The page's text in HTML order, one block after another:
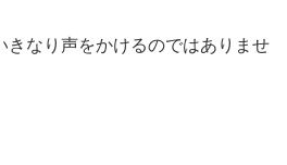
きなり声をかけるのではありませ